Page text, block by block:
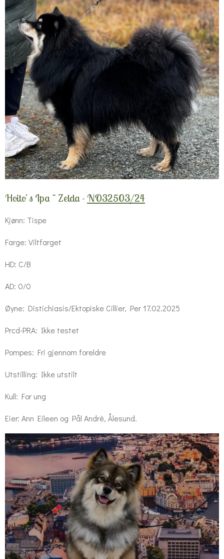
Hoito´s Ipa ~ Zelda - NO32503/24
Kjønn: Tispe
Farge: Viltfarget
HD: C/B
AD: 0/0
Øyne: Distichiasis/Ektopiske Cillier, Per 17.02.2025
Prcd-PRA: Ikke testet
Pompes: Fri gjennom foreldre
Utstilling: Ikke utstilt
Kull: For ung
Eier: Ann Eileen og Pål Andrè, Ålesund.